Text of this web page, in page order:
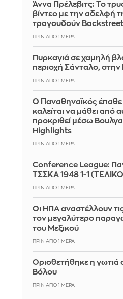
Άννα Πρέλεβιτς: Το
βίντεο με την αδελφή
τραγουδούν
ΠΡΙΝ ΑΠΌ 1 ΜΈΡΑ
Πυρκαγιά σε χαμηλή
περιοχή Σάνταλο,
ΠΡΙΝ ΑΠΌ 1 ΜΈΡΑ
Ο Παναθηναϊκός
καλείται να μάθει από
προκριθεί μέσω
Highlights
ΠΡΙΝ ΑΠΌ 1 ΜΈΡΑ
Conference League:
ΤΣΣΚΑ 1948 1-1
ΠΡΙΝ ΑΠΌ 1 ΜΈΡΑ
Οι ΗΠΑ αναστέλλουν
τον μεγαλύτερο
του Μεξικού
ΠΡΙΝ ΑΠΌ 1 ΜΈΡΑ
Οριοθετήθηκε η γωτιά
Βόλου
ΠΡΙΝ ΑΠΌ 1 ΜΈΡΑ